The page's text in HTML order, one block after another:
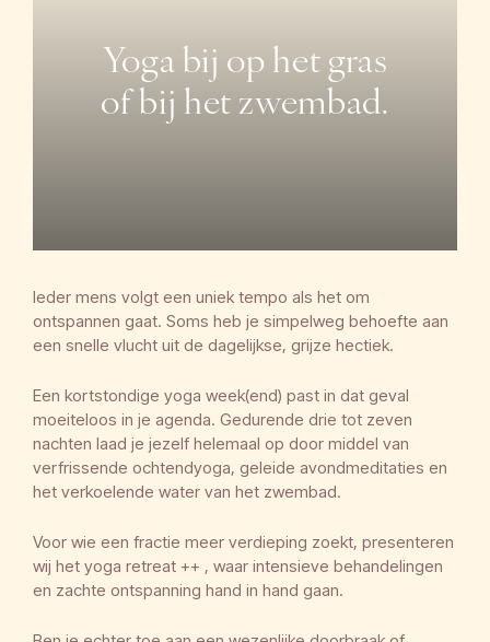
Yoga bij op het gras
of bij het zwembad.
Ieder mens volgt een uniek tempo als het om
ontspannen gaat. Soms heb je simpelweg behoefte aan
een snelle vlucht uit de dagelijkse, grijze hectiek.
Een kortstondige yoga week(end) past in dat geval
moeiteloos in je agenda. Gedurende drie tot zeven
nachten laad je jezelf helemaal op door middel van
verfrissende ochtendyoga, geleide avondmeditaties en
het verkoelende water van het zwembad.
Voor wie een fractie meer verdieping zoekt, presenteren
wij het yoga retreat ++ , waar intensieve behandelingen
en zachte ontspanning hand in hand gaan.